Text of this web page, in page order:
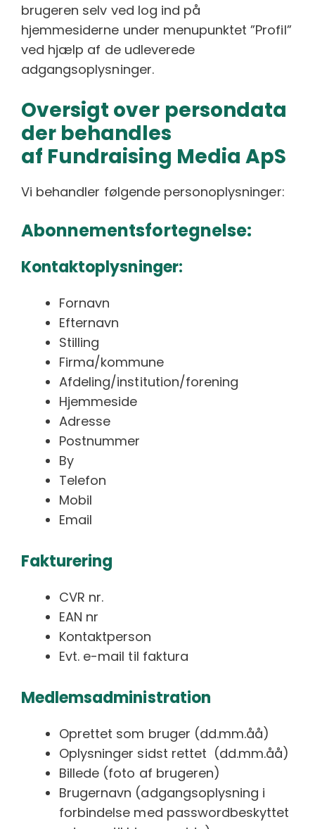
brugeren selv ved log ind på
hjemmesiderne under menupunktet ”Profil”
ved hjælp af de udleverede
adgangsoplysninger.
Oversigt over persondata
der behandles
af Fundraising Media ApS
Vi behandler følgende personoplysninger:
Abonnementsfortegnelse:
Kontaktoplysninger:
Fornavn
Efternavn
Stilling
Firma/kommune
Afdeling/institution/forening
Hjemmeside
Adresse
Postnummer
By
Telefon
Mobil
Email
Fakturering
CVR nr.
EAN nr
Kontaktperson
Evt. e-mail til faktura
Medlemsadministration
Oprettet som bruger (dd.mm.åå)
Oplysninger sidst rettet (dd.mm.åå)
Billede (foto af brugeren)
Brugernavn (adgangsoplysning i
forbindelse med passwordbeskyttet